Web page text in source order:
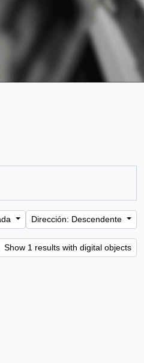
Dirección: Descendente
Show 1 results with digital objects